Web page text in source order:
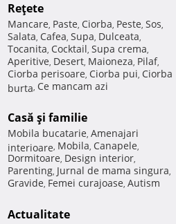
Reţete
Mancare, Paste, Ciorba, Peste, Sos,
Salata, Cafea, Supa, Dulceata,
Tocanita, Cocktail, Supa crema,
Aperitive, Desert, Maioneza, Pilaf,
Ciorba perisoare, Ciorba pui, Ciorba
burta, Ce mancam azi
Casă şi familie
Mobila bucatarie, Amenajari
interioare, Mobila, Canapele,
Dormitoare, Design interior,
Parenting, Jurnal de mama singura,
Gravide, Femei curajoase, Autism
Actualitate